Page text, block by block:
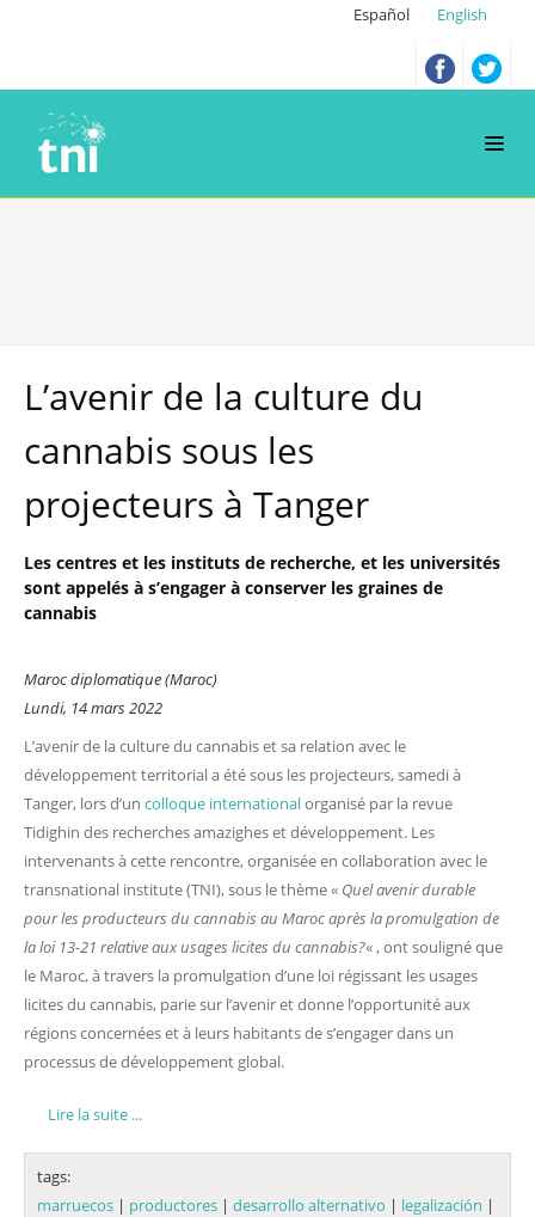
Español English
L’avenir de la culture du
cannabis sous les
projecteurs à Tanger
Les centres et les instituts de recherche, et les universités
sont appelés à s’engager à conserver les graines de
cannabis
Maroc diplomatique (Maroc)
Lundi, 14 mars 2022
L’avenir de la culture du cannabis et sa relation avec le
développement territorial a été sous les projecteurs, samedi à
Tanger, lors d’un colloque internationalorganisé par la revue
Tidighin des recherches amazighes et développement. Les
intervenants à cette rencontre, organisée en collaboration avec le
transnational institute (TNI), sous le thème « Quel avenir durable
pour les producteurs du cannabis au Maroc après la promulgation de
la loi 13-21 relative aux usages licites du cannabis?« , ont souligné que
le Maroc, à travers la promulgation d’une loi régissant les usages
licites du cannabis, parie sur l’avenir et donne l’opportunité aux
régions concernées et à leurs habitants de s’engager dans un
processus de développement global.
Lire la suite ...
tags:
marruecos | productores | desarrollo alternativo | legalización |